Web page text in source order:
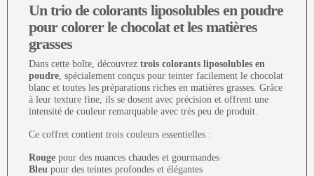
Un trio de colorants liposolubles en poudre
pour colorer le chocolat et les matières
grasses
Dans cette boîte, découvrez trois colorants liposolubles en
poudre , spécialement conçus pour teinter facilement le chocolat
blanc et toutes les préparations riches en matières grasses. Grâce
à leur texture fine, ils se dosent avec précision et offrent une
intensité de couleur remarquable avec très peu de produit.
Ce coffret contient trois couleurs essentielles :
Rouge pour des nuances chaudes et gourmandes
Bleu pour des teintes profondes et élégantes